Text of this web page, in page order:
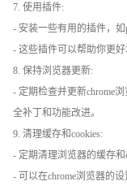
7. 使用插件:
- 安装一些有用的插件，如
- 这些插件可以帮助你更好
8. 保持浏览器更新:
- 定期检查并更新chrome
全补丁和功能改进。
9. 清理缓存和cookies:
- 定期清理浏览器的缓存和
- 可以在chrome浏览器的设